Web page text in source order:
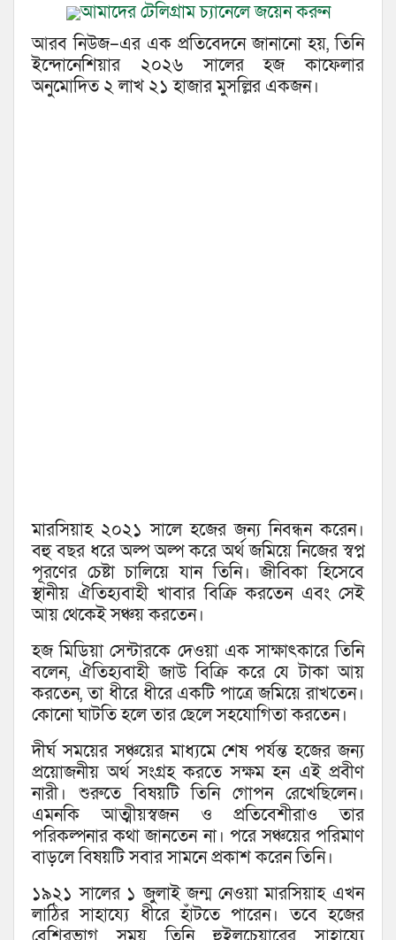
আমাদের টেলিগ্রাম চ্যানেলে জয়েন করুন
আরব নিউজ–এর এক প্রতিবেদনে জানানো হয়, তিনি
ইন্দোনেশিয়ার ২০২৬ সালের হজ কাফেলার
অনুমোদিত ২ লাখ ২১ হাজার মুসল্লির একজন।
মারসিয়াহ ২০২১ সালে হজের জন্য নিবন্ধন করেন।
বহু বছর ধরে অল্প অল্প করে অর্থ জমিয়ে নিজের স্বপ্ন
পূরণের চেষ্টা চালিয়ে যান তিনি। জীবিকা হিসেবে
স্থানীয় ঐতিহ্যবাহী খাবার বিক্রি করতেন এবং সেই
আয় থেকেই সঞ্চয় করতেন।
হজ মিডিয়া সেন্টারকে দেওয়া এক সাক্ষাৎকারে তিনি
বলেন, ঐতিহ্যবাহী জাউ বিক্রি করে যে টাকা আয়
করতেন, তা ধীরে ধীরে একটি পাত্রে জমিয়ে রাখতেন।
কোনো ঘাটতি হলে তার ছেলে সহযোগিতা করতেন।
দীর্ঘ সময়ের সঞ্চয়ের মাধ্যমে শেষ পর্যন্ত হজের জন্য
প্রয়োজনীয় অর্থ সংগ্রহ করতে সক্ষম হন এই প্রবীণ
নারী। শুরুতে বিষয়টি তিনি গোপন রেখেছিলেন।
এমনকি আত্মীয়স্বজন ও প্রতিবেশীরাও তার
পরিকল্পনার কথা জানতেন না। পরে সঞ্চয়ের পরিমাণ
বাড়লে বিষয়টি সবার সামনে প্রকাশ করেন তিনি।
১৯২১ সালের ১ জুলাই জন্ম নেওয়া মারসিয়াহ এখন
লাঠির সাহায্যে ধীরে হাঁটতে পারেন। তবে হজের